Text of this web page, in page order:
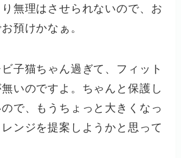
無理はさせられないので、お
預けかなぁ。
子猫ちゃん過ぎて、フィット
いのですよ。ちゃんと保護し
で、もうちょっと大きくなっ
ンジを提案しようかと思って